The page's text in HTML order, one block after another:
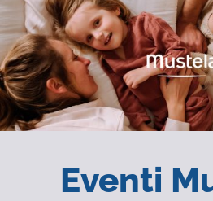
Eventi